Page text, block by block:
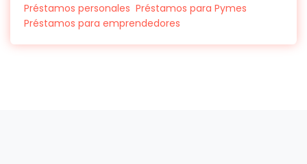
Préstamos personales Préstamos para Pymes
Préstamos para emprendedores